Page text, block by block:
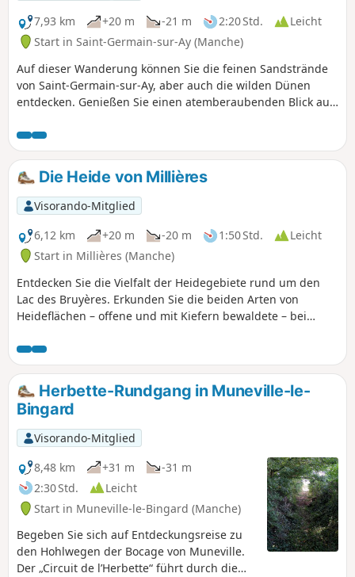
7,93 km
+20 m -21 m 2:20 Std.
Leicht
Start in Saint-Germain-sur-Ay (Manche)
Auf dieser Wanderung können Sie die feinen Sandstrände
von Saint-Germain-sur-Ay, aber auch die wilden Dünen
entdecken. Genießen Sie einen atemberaubenden Blick auf
Die Heide von Millières
Visorando-Mitglied
6,12 km
+20 m -20 m 1:50 Std.
Leicht
Start in Millières (Manche)
Entdecken Sie die Vielfalt der Heidegebiete rund um den
Lac des Bruyères. Erkunden Sie die beiden Arten von
Heideflächen – offene und mit Kiefern bewaldete – bei
heute ein Ausflugsziel für Familien ist.
Herbette-Rundgang in Muneville-le-
Bingard
Visorando-Mitglied
8,48 km
+31 m
-31 m
2:30 Std.
Leicht
Start in Muneville-le-Bingard (Manche)
Begeben Sie sich auf Entdeckungsreise zu
den Hohlwegen der Bocage von Muneville.
Der „Circuit de l’Herbette“ führt durch die